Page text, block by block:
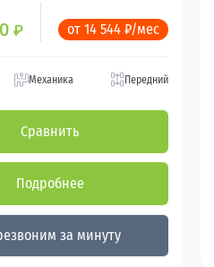
₽ от 14 544 ₽/мес
Механика Передний
Сравнить
Подробнее
за минуту